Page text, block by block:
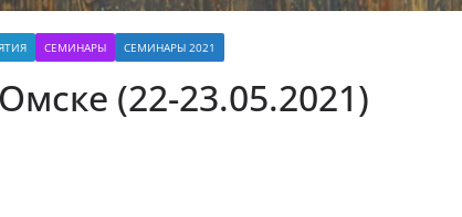
СЕМИНАРЫ СЕМИНАРЫ 2021
(22-23.05.2021)